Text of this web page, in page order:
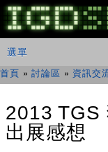
IGDSHARE
獨
遊
發
者
分
主選單
選單
您在這裡
首頁 »討論區 » 資訊交
2013 TGS
出展感想